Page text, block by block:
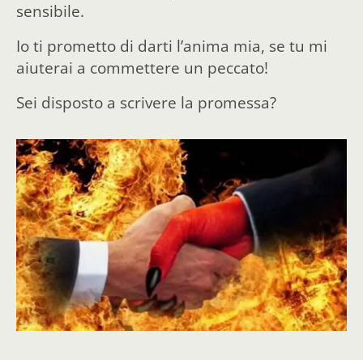
sensibile.
Io ti prometto di darti l’anima mia, se tu mi
aiuterai a commettere un peccato!
Sei disposto a scrivere la promessa?